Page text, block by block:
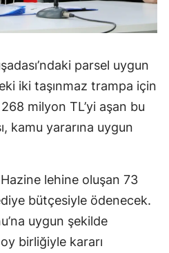
parsel uygun
iki taşınmaz trampa için
milyon TL’yi aşan bu
kamu yararına uygun
lehine oluşan 73
bütçesiyle ödenecek.
uygun şekilde
birliğiyle kararı